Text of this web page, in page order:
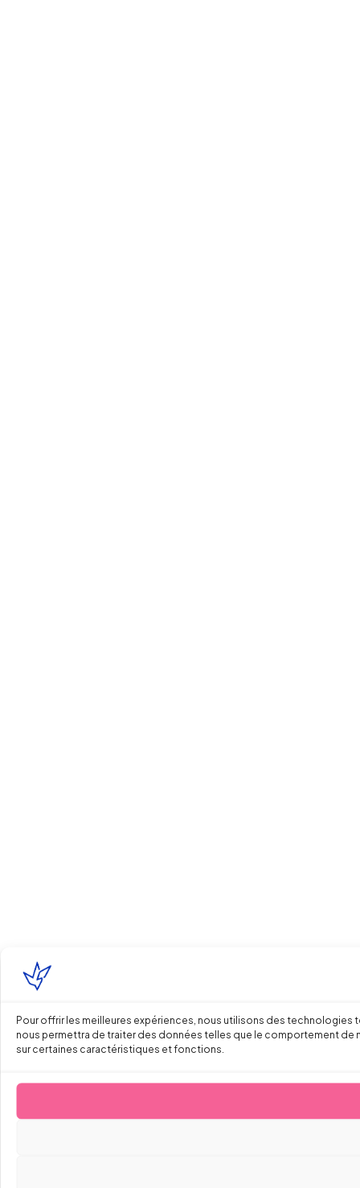
Pour offrir les meilleures expériences, nous utilisons des
nous permettra de traiter des données telles que le comportement de
sur certaines caractéristiques et fonctions.